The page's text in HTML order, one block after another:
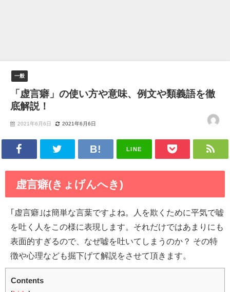
一般
「虚言癖」の使い方や意味、例文や類義語を徹
底解説！
2021年6月6日 2021年6月6日
LINE
虚言癖(きょげんへき)
｢虚言癖｣は簡単な言葉ですよね。人を欺くために平気で嘘
を吐く人をこの様に表現します。それだけではあまりにも
表面的すぎるので、なぜ嘘を吐いてしまうのか？ その特
徴や心理なども掘下げて解説をさせて頂きます。
Contents